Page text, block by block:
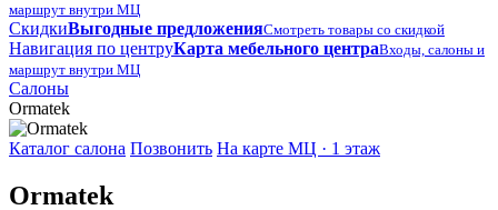
маршрут внутри МЦ
СкидкиВыгодные предложенияСмотреть товары со скидкой
Навигация по центруКарта мебельного центраВходы, салоны и
маршрут внутри МЦ
Салоны
Ormatek
Каталог салона Позвонить На карте МЦ · 1 этаж
Ormatek